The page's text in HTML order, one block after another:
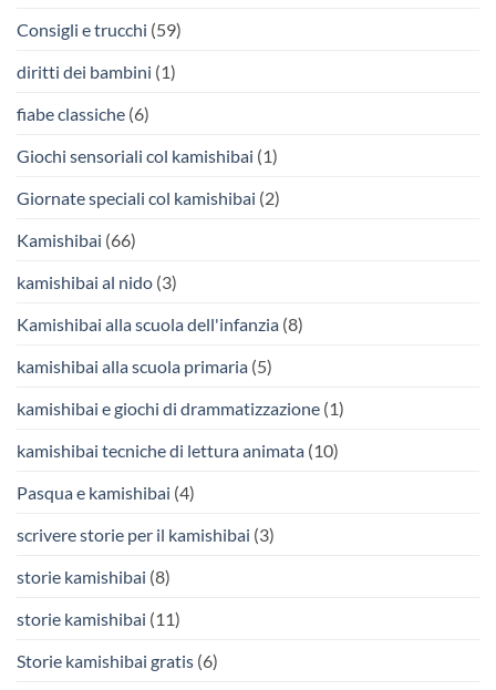
Consigli e trucchi (59)
diritti dei bambini (1)
fiabe classiche (6)
Giochi sensoriali col kamishibai (1)
Giornate speciali col kamishibai (2)
Kamishibai (66)
kamishibai al nido (3)
Kamishibai alla scuola dell'infanzia (8)
kamishibai alla scuola primaria (5)
kamishibai e giochi di drammatizzazione (1)
kamishibai tecniche di lettura animata (10)
Pasqua e kamishibai (4)
scrivere storie per il kamishibai (3)
storie kamishibai (8)
storie kamishibai (11)
Storie kamishibai gratis (6)